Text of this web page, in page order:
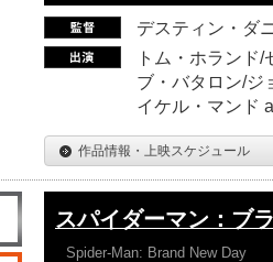
デスティン・ダ
トム・ホランド
ブ・バタロン/ジ
イケル・マンド
作品情報・上映スケジュール
スパイダーマン：ブ
Spider-Man: Brand New Day